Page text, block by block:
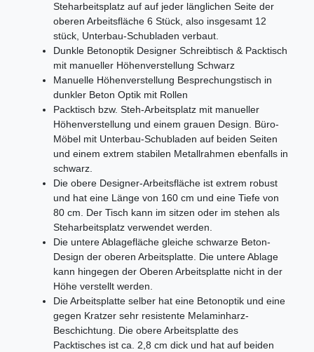
Steharbeitsplatz auf auf jeder länglichen Seite der
oberen Arbeitsfläche 6 Stück, also insgesamt 12
stück, Unterbau-Schubladen verbaut.
Dunkle Betonoptik Designer Schreibtisch & Packtisch
mit manueller Höhenverstellung Schwarz
Manuelle Höhenverstellung Besprechungstisch in
dunkler Beton Optik mit Rollen
Packtisch bzw. Steh-Arbeitsplatz mit manueller
Höhenverstellung und einem grauen Design. Büro-
Möbel mit Unterbau-Schubladen auf beiden Seiten
und einem extrem stabilen Metallrahmen ebenfalls in
schwarz.
Die obere Designer-Arbeitsfläche ist extrem robust
und hat eine Länge von 160 cm und eine Tiefe von
80 cm. Der Tisch kann im sitzen oder im stehen als
Steharbeitsplatz verwendet werden.
Die untere Ablagefläche gleiche schwarze Beton-
Design der oberen Arbeitsplatte. Die untere Ablage
kann hingegen der Oberen Arbeitsplatte nicht in der
Höhe verstellt werden.
Die Arbeitsplatte selber hat eine Betonoptik und eine
gegen Kratzer sehr resistente Melaminharz-
Beschichtung. Die obere Arbeitsplatte des
Packtisches ist ca. 2,8 cm dick und hat auf beiden